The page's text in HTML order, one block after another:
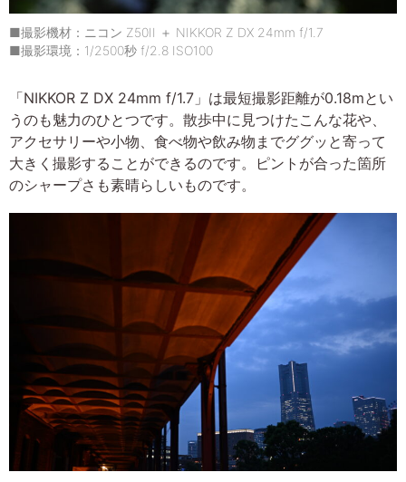
■撮影機材：ニコン Z50II ＋ NIKKOR Z DX 24mm f/1.7
■撮影環境：1/2500秒 f/2.8 ISO100
「NIKKOR Z DX 24mm f/1.7」は最短撮影距離が0.18mとい
うのも魅力のひとつです。散歩中に見つけたこんな花や、
アクセサリーや小物、食べ物や飲み物までググッと寄って
大きく撮影することができるのです。ピントが合った箇所
のシャープさも素晴らしいものです。